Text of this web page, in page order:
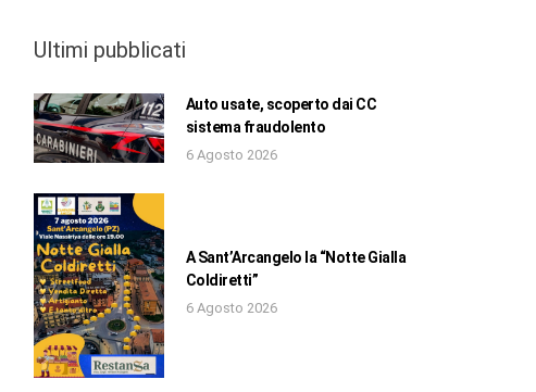
Ultimi pubblicati
Auto usate, scoperto dai CC
sistema fraudolento
6 Agosto 2026
A Sant’Arcangelo la “Notte Gialla
Coldiretti”
6 Agosto 2026